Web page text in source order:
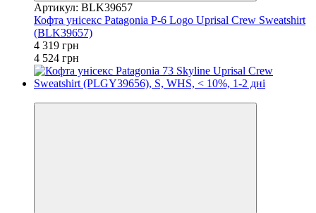
Артикул: BLK39657
Кофта унісекс Patagonia P-6 Logo Uprisal Crew Sweatshirt
(BLK39657)
4 319 грн
4 524 грн